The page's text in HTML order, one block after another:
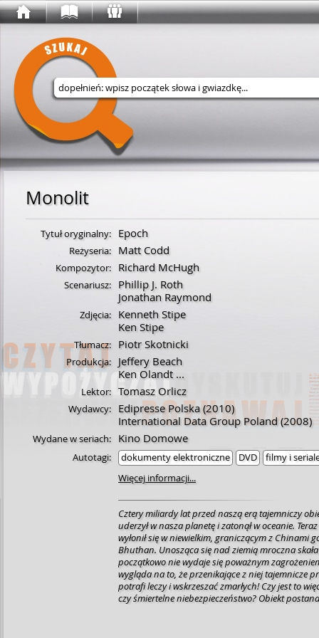
Wyszukaj w serwisie
Monolit
Tytuł oryginalny: Epoch
Reżyseria: Matt Codd
Kompozytor: Richard McHugh
Scenariusz:
Phillip J. Roth
Jonathan Raymond
Zdjęcia:
Kenneth Stipe
Ken Stipe
Tłumacz: Piotr Skotnicki
Produkcja:
Jeffery Beach
Ken Olandt...
Lektor: Tomasz Orlicz
Wydawcy: Edipresse Polska(2010)
International Data Group Poland(2008)
Wydane w seriach: Kino Domowe
Autotagi: dokumenty elektroniczne DVD
filmy i
Więcej informacji...
Cztery miliardy lat przed naszą erą tajemniczy
uderzył w nasza planetę i zatonął w oceanie.
wyłonił się w niewielkim, graniczącym z Chinami
Bhuthan. Unosząca się nad ziemią mroczna
początkowo nie wydaje się poważnym
wygląda na to, że przenikające z niej tajemnicze
potrafi leczy i wskrzeszać zmarłych! Czy jest to
czy śmiertelne niebezpieczeństwo? Obiekt